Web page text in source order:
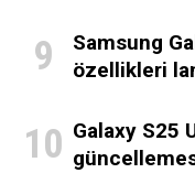
Samsung
özellikleri
Galaxy S25